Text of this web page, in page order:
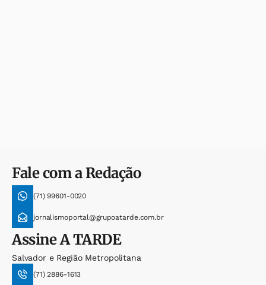
Fale com a Redação
(71) 99601-0020
jornalismoportal@grupoatarde.com.br
AssineA TARDE
Salvador e Região Metropolitana
(71) 2886-1613